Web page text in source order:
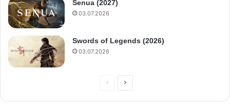
Senua (2027)
03.07.2026
Swords of Legends (2026)
03.07.2026